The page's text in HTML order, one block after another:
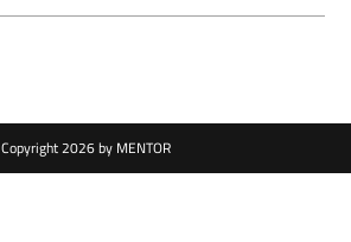
Copyright 2026 by MENTOR